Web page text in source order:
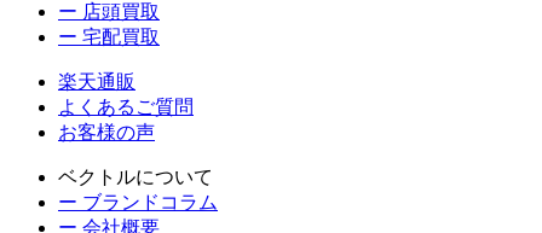
ー 店頭買取
ー 宅配買取
楽天通販
よくあるご質問
お客様の声
ベクトルについて
ー ブランドコラム
ー 会社概要